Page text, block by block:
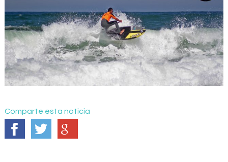
Comparte esta noticia